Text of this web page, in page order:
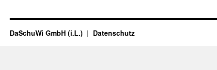
DaSchuWi GmbH (i.L.) Datenschutz